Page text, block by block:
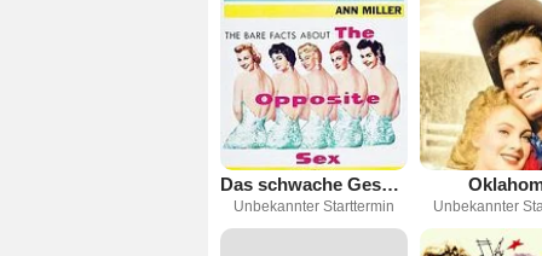
Das schwache Geschlecht
Unbekannter Starttermin Unbekannter